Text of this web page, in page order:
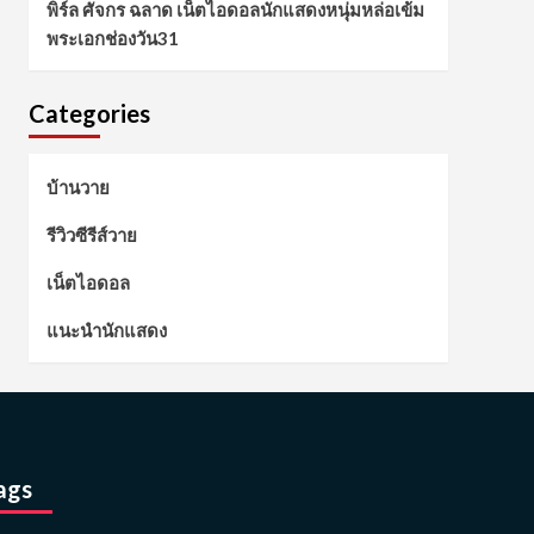
พิร์ล ศัจกร ฉลาด เน็ตไอดอลนักแสดงหนุ่มหล่อเข้ม
พระเอกช่องวัน31
Categories
บ้านวาย
รีวิวซีรีส์วาย
เน็ตไอดอล
แนะนำนักแสดง